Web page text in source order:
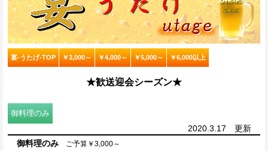
宴-うたげ-TOP ￥3,000～ ￥4,000～ ￥5,000～ ￥6,000以上
★歓送迎会シーズン★
御料理のみ
2020.3.17 更新
御料理のみ ご予算￥3,000～